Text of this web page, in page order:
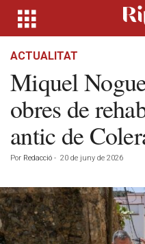
ACTUALITAT
Miquel
obres de
antic de
Por Redacció - 20 de juny de 2026